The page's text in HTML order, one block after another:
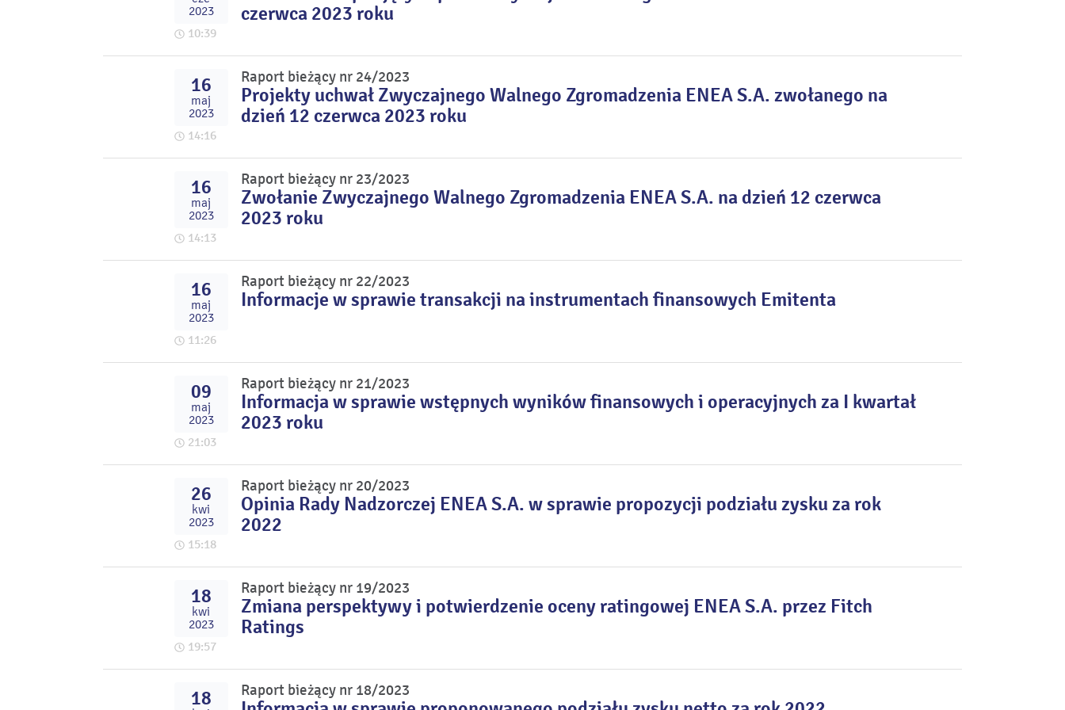
2023
10:39
czerwca 2023 roku
16
maj
2023
14:16
Raport bieżący nr 24/2023
Projekty uchwał Zwyczajnego Walnego Zgromadzenia ENEA S.A. zwołanego na
dzień 12 czerwca 2023 roku
16
maj
2023
14:13
Raport bieżący nr 23/2023
Zwołanie Zwyczajnego Walnego Zgromadzenia ENEA S.A. na dzień 12 czerwca
2023 roku
16
maj
2023
11:26
Raport bieżący nr 22/2023
Informacje w sprawie transakcji na instrumentach finansowych Emitenta
09
maj
2023
21:03
Raport bieżący nr 21/2023
Informacja w sprawie wstępnych wyników finansowych i operacyjnych za I kwartał
2023 roku
26
kwi
2023
15:18
Raport bieżący nr 20/2023
Opinia Rady Nadzorczej ENEA S.A. w sprawie propozycji podziału zysku za rok
2022
18
kwi
2023
19:57
Raport bieżący nr 19/2023
Zmiana perspektywy i potwierdzenie oceny ratingowej ENEA S.A. przez Fitch
Ratings
18 Raport bieżący nr 18/2023